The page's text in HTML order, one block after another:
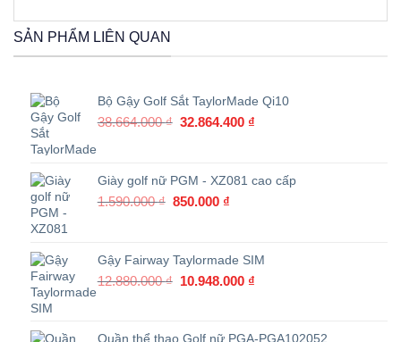
SẢN PHẨM LIÊN QUAN
Bộ Gậy Golf Sắt TaylorMade Qi10
38.664.000₫ Giá
32.864.400 ₫
32.864.400 ₫.
Giày golf nữ PGM - XZ081 cao cấp
1.590.000₫ Giá
850.000 ₫
850.000 ₫.
Gậy Fairway Taylormade SIM
12.880.000₫ Giá
10.948.000 ₫
Quần thể thao Golf nữ PGA-PGA102052